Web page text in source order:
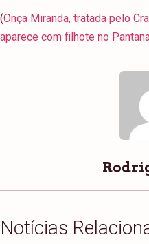
(Onça Miranda, tratada pelo
aparece com filhote no
Notícias